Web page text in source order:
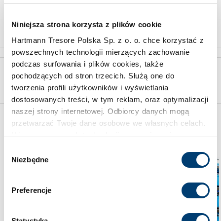
Niniejsza strona korzysta z plików cookie
Hartmann Tresore Polska Sp. z o. o. chce korzystać z
powszechnych technologii mierzących zachowanie
podczas surfowania i plików cookies, także
pochodzących od stron trzecich. Służą one do
tworzenia profili użytkowników i wyświetlania
dostosowanych treści, w tym reklam, oraz optymalizacji
naszej strony internetowej. Odbiorcy danych mogą
przetwarzać Twoje dane osobowe we własnych celach.
Używamy pewnych technologii w oparciu o równowagę
odrzucić i wycofać swoją zgodę w dowolnej chwili ze
wPolityce prywatności
Polityce wykorzystywania
zgody
Niezbędne
Preferencje
Wybór właściwego sejfu skonsultuj ze specjalistą
Skorzystaj z bezpłatnej wyceny
Może Cię jeszcze zainteresować